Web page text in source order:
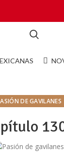
DE GAVILANES